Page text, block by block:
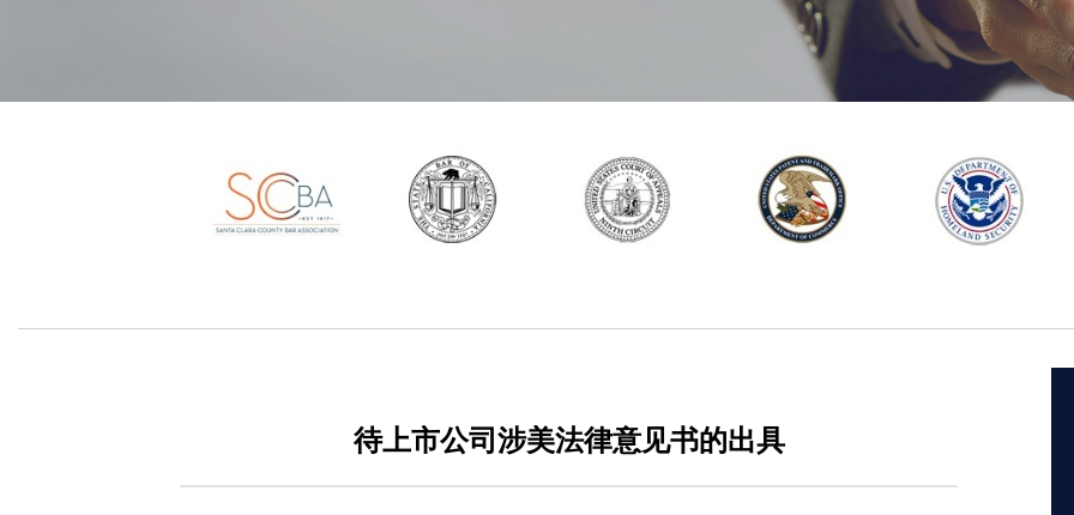
待上市公司涉美法律意见书的出具